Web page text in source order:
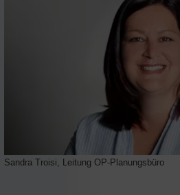
Sandra Troisi, Leitung OP-Planungsbüro